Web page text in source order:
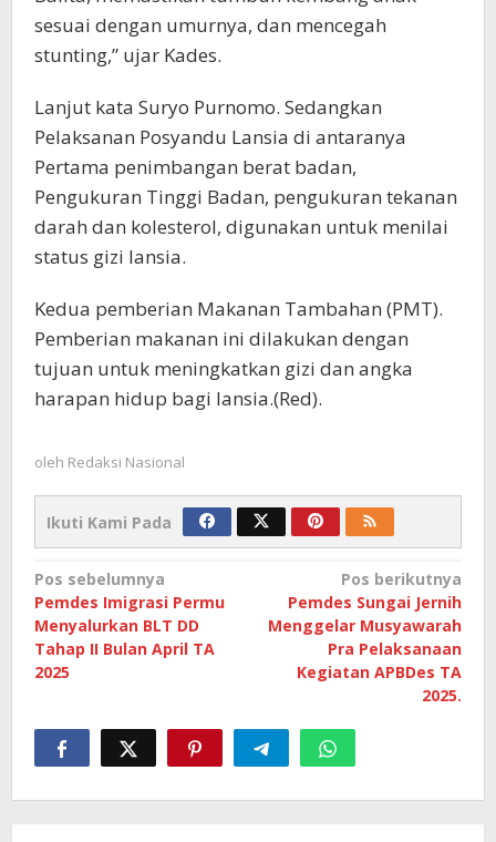
sesuai dengan umurnya, dan mencegah
stunting,” ujar Kades.
Lanjut kata Suryo Purnomo. Sedangkan
Pelaksanan Posyandu Lansia di antaranya
Pertama penimbangan berat badan,
Pengukuran Tinggi Badan, pengukuran tekanan
darah dan kolesterol, digunakan untuk menilai
status gizi lansia.
Kedua pemberian Makanan Tambahan (PMT).
Pemberian makanan ini dilakukan dengan
tujuan untuk meningkatkan gizi dan angka
harapan hidup bagi lansia.(Red).
oleh Redaksi Nasional
Ikuti Kami Pada
Navigasi
pos
Pos sebelumnya
Pemdes Imigrasi Permu
Menyalurkan BLT DD
Tahap II Bulan April TA
2025
Pos berikutnya
Pemdes Sungai Jernih
Menggelar Musyawarah
Pra Pelaksanaan
Kegiatan APBDes TA
2025.